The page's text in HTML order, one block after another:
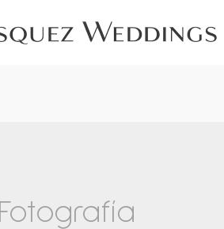
Fotografía